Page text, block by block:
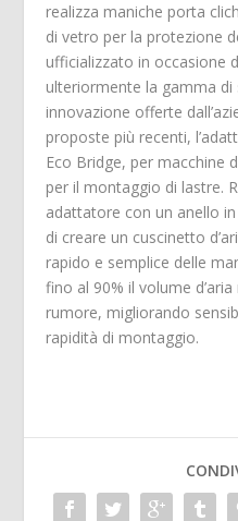
realizza maniche porta
di vetro per la protezione
ufficializzato in occasione
ulteriormente la gamma
innovazione offerte
proposte più recenti,
Eco Bridge, per macchine
per il montaggio di lastre.
adattatore con un anello
di creare un cuscinetto
rapido e semplice delle
fino al 90% il volume
rumore, migliorando
rapidità di montaggio.